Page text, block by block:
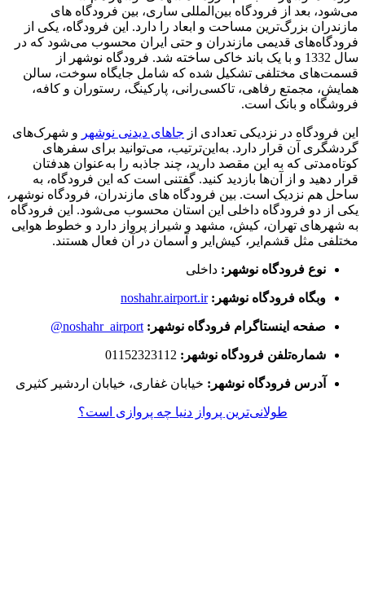
می‌شود، بعد از فرودگاه بین‌المللی ساری، بین فرودگاه های
مازندران بزرگ‌ترین مساحت و ابعاد را دارد. این فرودگاه، یکی از
فرودگاه‌های قدیمی مازندران و حتی ایران محسوب می‌شود که در
سال 1332 و با یک باند خاکی ساخته شد. فرودگاه نوشهر از
قسمت‌های مختلفی تشکیل شده که شامل جایگاه سوخت، سالن
همایش، مجمتع رفاهی، تاکسی‌رانی، پارکینگ، رستوران و کافه،
فروشگاه و بانک است.
این فرودگاه در نزدیکی تعدادی از جاهای دیدنی نوشهر و شهرک‌های
گردشگری آن قرار دارد. به‌این‌ترتیب، می‌توانید برای سفرهای
کوتاه‌مدتی که به این مقصد دارید، چند جاذبه را به‌عنوان هدفتان
قرار دهید و از آن‌ها بازدید کنید. گفتنی است که این فرودگاه، به
ساحل هم نزدیک است. بین فرودگاه های مازندران، فرودگاه نوشهر،
یکی از دو فرودگاه داخلی این استان محسوب می‌شود. این فرودگاه
به شهرهای تهران، کیش، مشهد و شیراز پرواز دارد و خطوط هوایی
مختلفی مثل قشم‌ایر، کیش‌ایر و آسمان در آن فعال هستند.
نوع فرودگاه نوشهر: داخلی
وبگاه فرودگاه نوشهر: noshahr.airport.ir
صفحه اینستاگرام فرودگاه نوشهر: noshahr_airport@
شماره‌تلفن فرودگاه نوشهر:
آدرس فرودگاه نوشهر: خیابان غفاری، خیابان اردشیر کثیری
طولانی‌ترین پرواز دنیا چه پروازی است؟